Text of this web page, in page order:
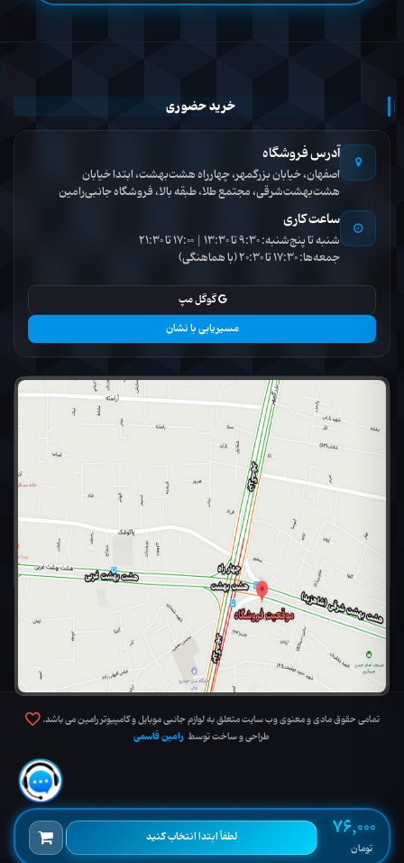
76,000
تومان
لطفاً ابتدا انتخاب کنید
خرید حضوری
آدرس فروشگاه
اصفهان، خیابان بزرگمهر، چهارراه هشت‌بهشت، ابتدا خیابان
هشت‌بهشت‌شرقی، مجتمع طلا، طبقه بالا، فروشگاه جانبی‌رامین
ساعت کاری
شنبه تا پنج‌شنبه: 9:30 تا 13:30 | 17:00 تا 21:30
جمعه‌ها: 17:30 تا 20:30 (با هماهنگی)
گوگل مپ
مسیریابی با نشان
تمامی حقوق مادی و معنوی وب سایت متعلق به لوازم جانبی موبایل و کامپیوتر رامین می باشد.
طراحی و ساخت توسط رامین قاسمی